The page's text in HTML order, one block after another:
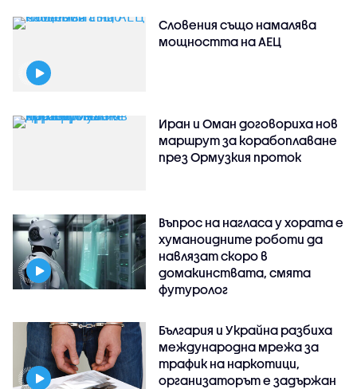
Словения също намалява
мощността на АЕЦ
Иран и Оман договориха нов
маршрут за корабоплаване
през Ормузкия проток
Въпрос на нагласа у хората е
хуманоидните роботи да
навлязат скоро в
домакинствата, смята
футуролог
България и Украйна разбиха
международна мрежа за
трафик на наркотици,
организаторът е задържан